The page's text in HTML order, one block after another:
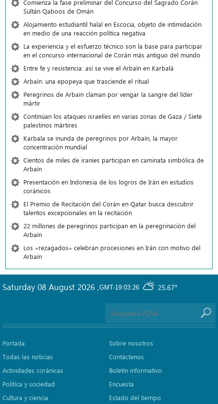
Comienza la fase preliminar del Concurso del Sagrado Corán
Sultán Qaboos de Omán
Alojamiento estudiantil halal en Escocia, objeto de intimidación
en medio de una reacción política negativa
La experiencia y el esfuerzo técnico son la base para participar
en el concurso internacional de Corán más antiguo del mundo
Entre fe y resistencia: así se vive el Arbaín en Karbalá
Arbaín: una epopeya que trasciende el ritual
Peregrinos de Arbain claman por vengar la sangre del líder
mártir
Continúan los ataques israelíes en varias zonas de Gaza / Siete
palestinos mártires
Karbala se inunda de peregrinos por Arbaín, la mayor
concentración mundial
Cientos de miles de iraníes participan en caminata simbólica de
Arbaín
Presentación en Indonesia de los logros de Irán en estudios
coránicos
El Premio de Recitación del Corán en Qatar busca descubrir
talentos excepcionales en la recitación
22 millones de peregrinos participan en la peregrinación del
Arbaín
Los «rezagados» celebran procesiones en Irán con motivo del
Arbaín
GMT-19:03:26 25.67°
Saturday 08 August 2026 ,
Portada
Todas las noticias
Actividades coránicas
Política y sociedad
Cultura y ciencia
Sobre nosotros
Contáctenos
Boletín informativo
Encuesta
Estado del tiempo